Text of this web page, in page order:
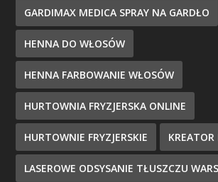
GARDIMAX MEDICA SPRAY NA GARDŁO
HENNA DO WŁOSÓW
HENNA FARBOWANIE WŁOSÓW
HURTOWNIA FRYZJERSKA ONLINE
HURTOWNIE FRYZJERSKIE KREATOR
LASEROWE ODSYSANIE TŁUSZCZU